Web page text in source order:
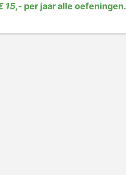
15,- per jaar alle oefeningen.